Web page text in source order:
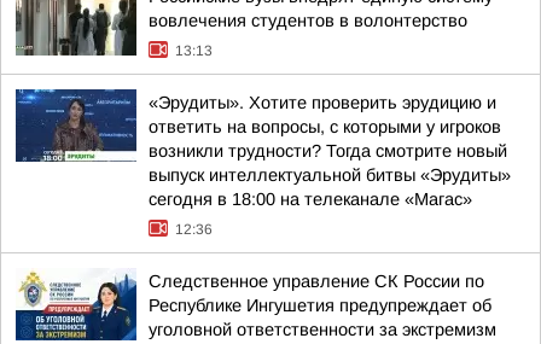
вовлечения студентов в волонтерство
13:13
«Эрудиты». Хотите проверить эрудицию и
ответить на вопросы, с которыми у игроков
возникли трудности? Тогда смотрите новый
выпуск интеллектуальной битвы «Эрудиты»
сегодня в 18:00 на телеканале «Магас»
12:36
Следственное управление СК России по
Республике Ингушетия предупреждает об
уголовной ответственности за экстремизм